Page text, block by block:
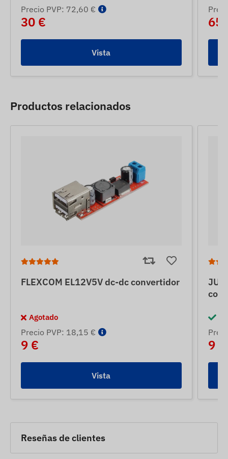
Precio PVP: 72,60 €
30 €
Vista
65
Productos relacionados
FLEXCOM EL12V5V dc-dc convertidor
Agotado
Precio PVP: 18,15 €
9 €
Vista
9 €
Reseñas de clientes